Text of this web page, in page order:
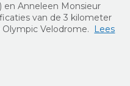
Anneleen Monsieur
van de 3 kilometer
Velodrome.
Lees